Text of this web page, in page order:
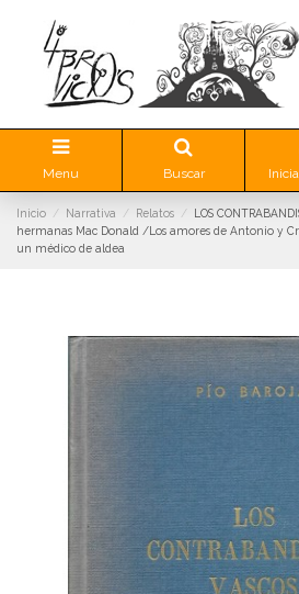
Menu Buscar
Inicio Narrativa Relatos
LOS
hermanas Mac Donald /Los amores de Antonio y
un médico de aldea